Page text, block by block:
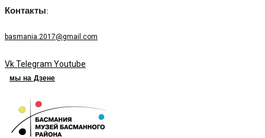
Контакты:
basmania.2017@gmail.com
VkTelegram Youtube
мы на Дзене